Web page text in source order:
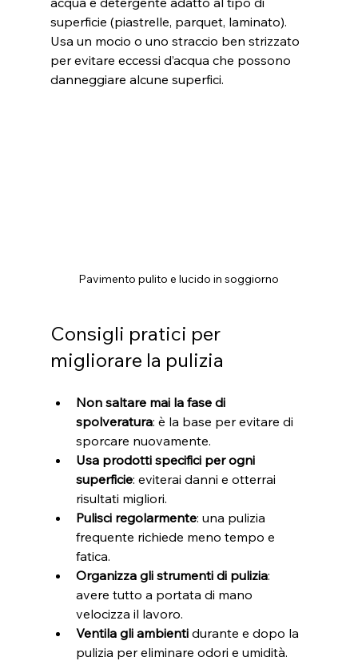
superficie (piastrelle, parquet, laminato).
Usa un mocio o uno straccio ben strizzato
per evitare eccessi d’acqua che possono
danneggiare alcune superfici.
Pavimento pulito e lucido in soggiorno
Consigli pratici per
migliorare la pulizia
Non saltare mai la fase di
spolveratura: è la base per evitare di
sporcare nuovamente.
Usa prodotti specifici per ogni
superficie: eviterai danni e otterrai
risultati migliori.
Pulisci regolarmente: una pulizia
frequente richiede meno tempo e
fatica.
Organizza gli strumenti di pulizia:
avere tutto a portata di mano
velocizza il lavoro.
Ventila gli ambienti durante e dopo la
pulizia per eliminare odori e umidità.